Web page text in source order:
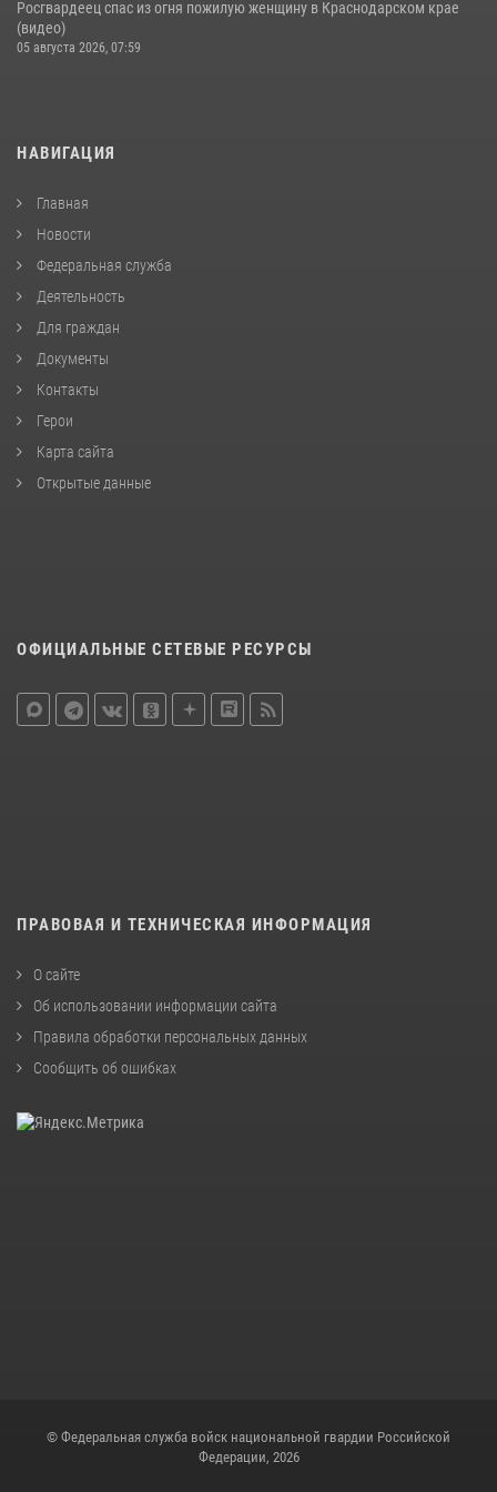
Росгвардеец спас из огня пожилую женщину в Краснодарском крае
(видео)
05 августа 2026, 07:59
НАВИГАЦИЯ
Главная
Новости
Федеральная служба
Деятельность
Для граждан
Документы
Контакты
Герои
Карта сайта
Открытые данные
ОФИЦИАЛЬНЫЕ СЕТЕВЫЕ РЕСУРСЫ
ПРАВОВАЯ И ТЕХНИЧЕСКАЯ ИНФОРМАЦИЯ
О сайте
Об использовании информации сайта
Правила обработки персональных данных
Сообщить об ошибках
© Федеральная служба войск национальной гвардии Российской
Федерации, 2026